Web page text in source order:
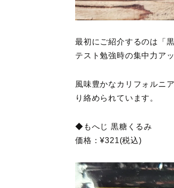
最初にご紹介するのは「
テスト勉強時の集中力ア
風味豊かなカリフォルニ
り絡められています。
◆もへじ 黒糖くるみ
価格：¥321(税込)